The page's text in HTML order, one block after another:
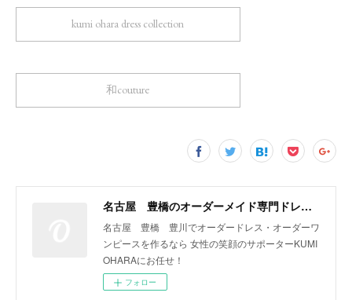
kumi ohara dress collection
和couture
名古屋 豊橋のオーダーメイド専門ドレスデザイナー KUMI OHARA
名古屋 豊橋 豊川でオーダードレス・オーダーワ
ンピースを作るなら 女性の笑顔のサポーターKUMI
OHARAにお任せ！
フォロー